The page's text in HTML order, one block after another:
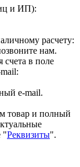
и ИП):
расчету:
нам.
в поле
e-mail.
товар и полный
"Реквизиты".